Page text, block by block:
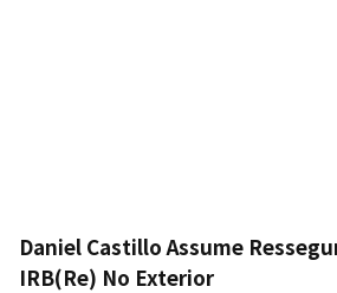
Daniel Castillo Assume
IRB(Re) No Exterior